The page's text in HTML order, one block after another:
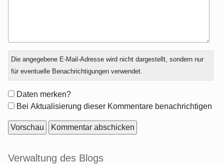
Antwort
zu
Die angegebene E-Mail-Adresse wird nicht dargestellt, sondern nur
für eventuelle Benachrichtigungen verwendet.
Formular-
Optionen
Daten merken?
Bei Aktualisierung dieser Kommentare benachrichtigen
Seitenleiste
Verwaltung des Blogs